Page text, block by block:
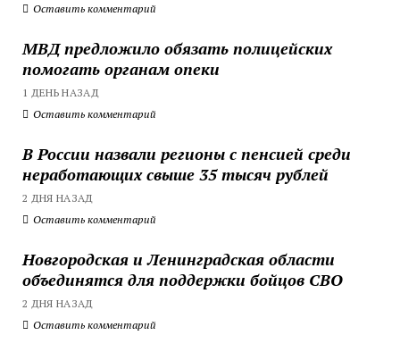
Оставить комментарий
МВД предложило обязать полицейских
помогать органам опеки
1 ДЕНЬ НАЗАД
Оставить комментарий
В России назвали регионы с пенсией среди
неработающих свыше 35 тысяч рублей
2 ДНЯ НАЗАД
Оставить комментарий
Новгородская и Ленинградская области
объединятся для поддержки бойцов СВО
2 ДНЯ НАЗАД
Оставить комментарий